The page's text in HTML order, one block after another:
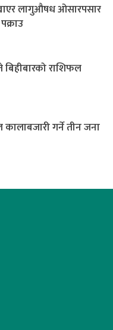
लागुऔषध ओसारपसार
राशिफल
गर्ने तीन जना